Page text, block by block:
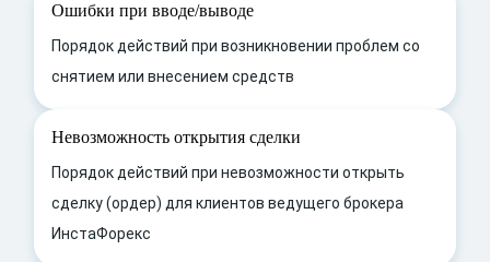
Ошибки при вводе/выводе
Порядок действий при возникновении проблем со
снятием или внесением средств
Невозможность открытия сделки
Порядок действий при невозможности открыть
сделку (ордер) для клиентов ведущего брокера
ИнстаФорекс